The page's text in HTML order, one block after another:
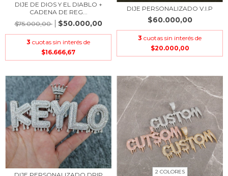
DIJE DE DIOS Y EL DIABLO +
CADENA DE REG...
$75.000,00
$50.000,00
3 cuotas sin interés de
$16.666,67
DIJE PERSONALIZADO V.I.P
$60.000,00
3 cuotas sin interés de
$20.000,00
2 COLORES